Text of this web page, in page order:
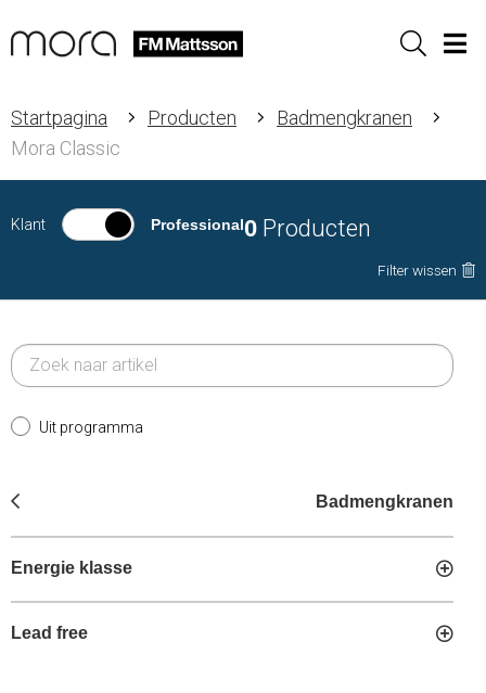
Sök
Startpagina Producten
Badmengkranen
Mora Classic
Klant Professional0 Producten
Filter wissen
Uit programma
Badmengkranen
Energie klasse
Lead free